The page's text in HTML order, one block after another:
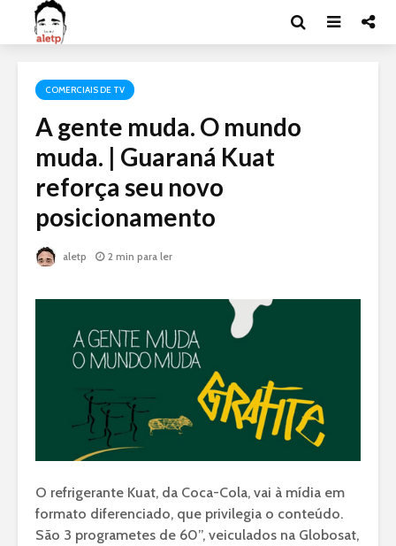
COMERCIAIS DE TV
A gente muda. O mundo
muda. | Guaraná Kuat
reforça seu novo
posicionamento
aletp 2 min para ler
O refrigerante Kuat, da Coca-Cola, vai à mídia em
formato diferenciado, que privilegia o conteúdo.
São 3 programetes de 60”, veiculados na Globosat,